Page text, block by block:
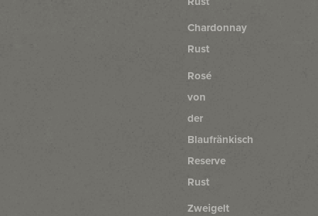
Chardonnay
Rust
Rosé
von
der
Blaufränkisch
Reserve
Rust
Zweigelt